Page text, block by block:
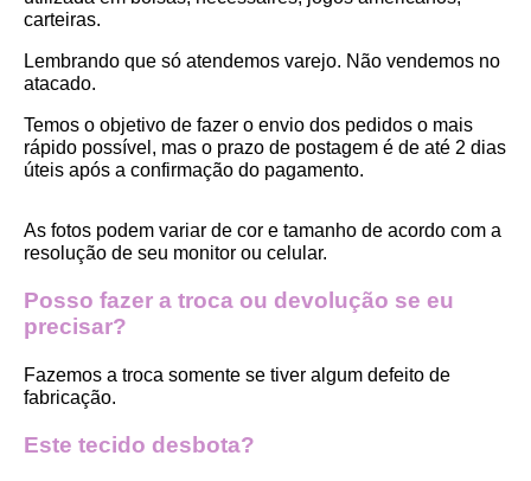
carteiras.
Lembrando que só atendemos varejo. Não vendemos no
atacado.
Temos o objetivo de fazer o envio dos pedidos o mais
rápido possível, mas o prazo de postagem é de até 2 dias
úteis após a confirmação do pagamento.
As fotos podem variar de cor e tamanho de acordo com a
resolução de seu monitor ou celular.
Posso fazer a troca ou devolução se eu
precisar?
Fazemos a troca somente se tiver algum defeito de
fabricação.
Este tecido desbota?